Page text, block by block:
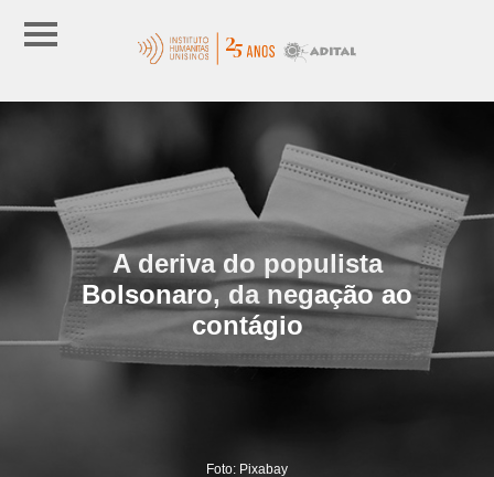
A deriva do populista
Bolsonaro, da negação ao
contágio
Foto: Pixabay